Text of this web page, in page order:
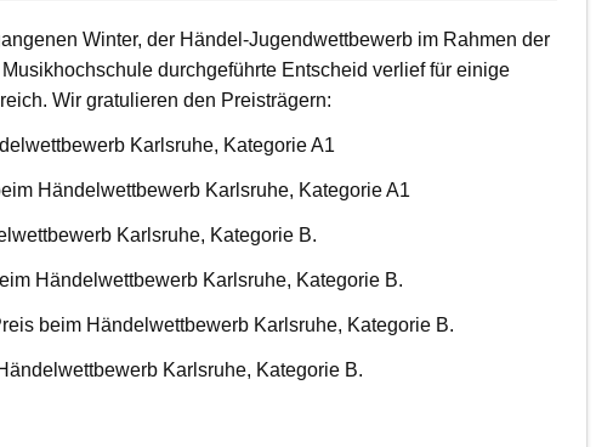
Winter, der Händel-Jugendwettbewerb im Rahmen der
durchgeführte Entscheid verlief für einige
Wir gratulieren den Preisträgern:
Karlsruhe, Kategorie A1
Händelwettbewerb Karlsruhe, Kategorie A1
Karlsruhe, Kategorie B.
Händelwettbewerb Karlsruhe, Kategorie B.
beim Händelwettbewerb Karlsruhe, Kategorie B.
Karlsruhe, Kategorie B.